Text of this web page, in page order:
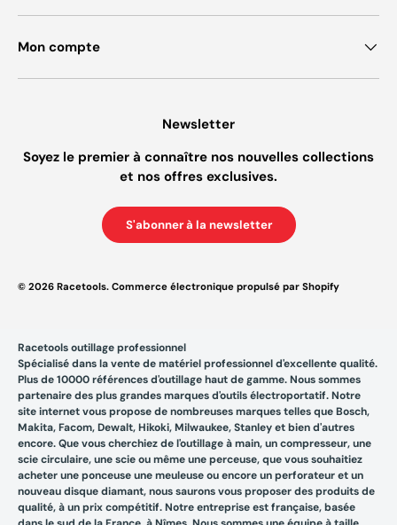
Mon compte
Newsletter
Soyez le premier à connaître nos nouvelles collections
et nos offres exclusives.
S'abonner à la newsletter
© 2026 Racetools. Commerce électronique propulsé par Shopify
Racetools outillage professionnel
Spécialisé dans la vente de matériel professionnel d'excellente qualité.
Plus de 10000 références d'outillage haut de gamme. Nous sommes
partenaire des plus grandes marques d'outils électroportatif. Notre
site internet vous propose de nombreuses marques telles que Bosch,
Makita, Facom, Dewalt, Hikoki, Milwaukee, Stanley et bien d'autres
encore. Que vous cherchiez de l'outillage à main, un compresseur, une
scie circulaire, une scie ou même une perceuse, que vous souhaitiez
acheter une ponceuse une meuleuse ou encore un perforateur et un
nouveau disque diamant, nous saurons vous proposer des produits de
qualité, à un prix compétitif. Notre entreprise est française, basée